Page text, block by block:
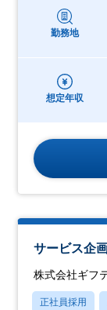
勤務地
想定年収
サービス企
株式会社ギフ
正社員採用